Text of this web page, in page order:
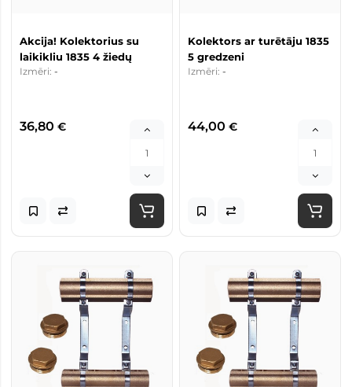
Akcija! Kolektorius su
laikikliu 1835 4 žiedų
Izmēri: -
36,80 €
Kolektors ar turētāju 1835
5 gredzeni
Izmēri: -
44,00 €